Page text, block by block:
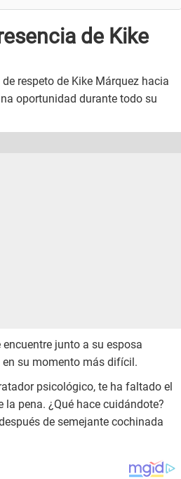
de Kike
respeto de Kike Márquez hacia
oportunidad durante todo su
junto a su esposa
su momento más difícil.
psicológico, te ha faltado el
la pena. ¿Qué hace cuidándote?
de semejante cochinada